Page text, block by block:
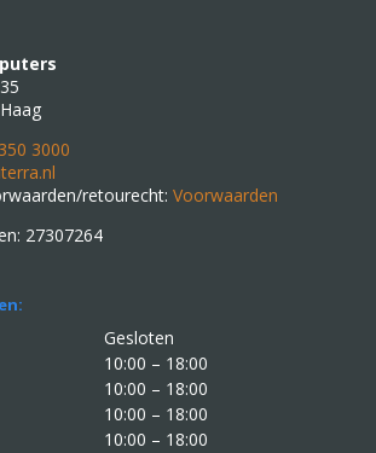
3000
retourecht: Voorwaarden
27307264
Gesloten
10:00 – 18:00
10:00 – 18:00
10:00 – 18:00
10:00 – 18:00